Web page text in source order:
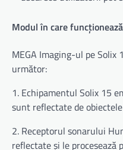
Modul în care
MEGA Imaging-ul pe
următor:
1. Echipamentul Solix 15
sunt reflectate de
2. Receptorul sonarului
reflectate și le procesează